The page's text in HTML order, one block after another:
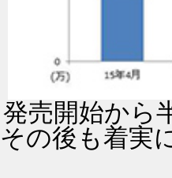
発売開始から
その後も着実